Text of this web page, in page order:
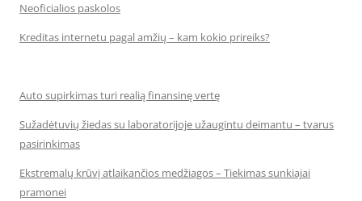
Neoficialios paskolos
Kreditas internetu pagal amžių – kam kokio prireiks?
Auto supirkimas turi realią finansinę vertę
Sužadėtuvių žiedas su laboratorijoje užaugintu deimantu – tvarus
pasirinkimas
Ekstremalų krūvį atlaikančios medžiagos – Tiekimas sunkiajai
pramonei